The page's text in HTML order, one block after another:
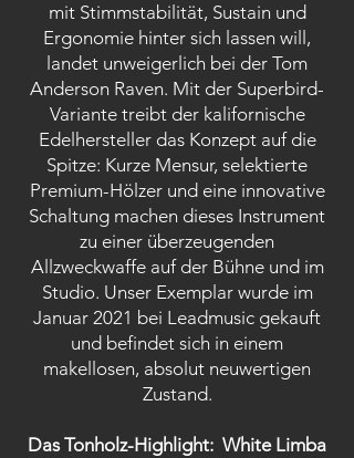
mit Stimmstabilität, Sustain und
Ergonomie hinter sich lassen will,
landet unweigerlich bei der Tom
Anderson Raven. Mit der Superbird-
Variante treibt der kalifornische
Edelhersteller das Konzept auf die
Spitze: Kurze Mensur, selektierte
Premium-Hölzer und eine innovative
Schaltung machen dieses Instrument
zu einer überzeugenden
Allzweckwaffe auf der Bühne und im
Studio. Unser Exemplar wurde im
Januar 2021 bei Leadmusic gekauft
und befindet sich in einem
makellosen, absolut neuwertigen
Zustand.
Das Tonholz-Highlight: White Limba